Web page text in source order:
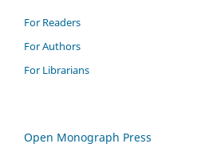
For Readers
For Authors
For Librarians
Open Monograph Press